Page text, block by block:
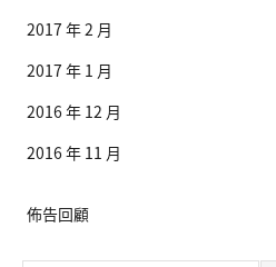
2017 年 2 月
2017 年 1 月
2016 年 12 月
2016 年 11 月
佈告回顧